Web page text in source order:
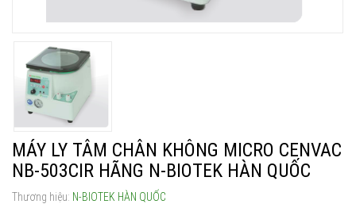
MÁY LY TÂM CHÂN KHÔNG MICRO CENVAC
NB-503CIR HÃNG N-BIOTEK HÀN QUỐC
Thương hiệu: N-BIOTEK HÀN QUỐC